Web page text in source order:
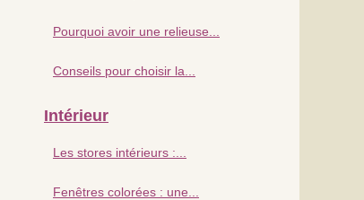
Pourquoi avoir une relieuse...
Conseils pour choisir la...
Intérieur
Les stores intérieurs :...
Fenêtres colorées : une...